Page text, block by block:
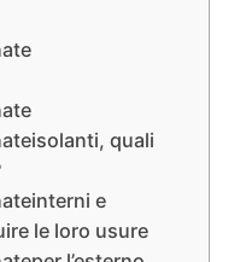
quali
e
le loro usure